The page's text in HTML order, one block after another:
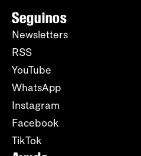
Seguinos
Newsletters
RSS
YouTube
WhatsApp
Instagram
Facebook
TikTok